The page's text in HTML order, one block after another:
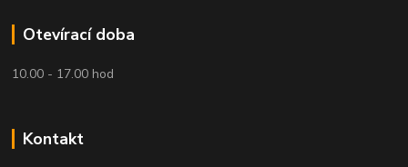
Otevírací doba
10.00 - 17.00 hod
Kontakt